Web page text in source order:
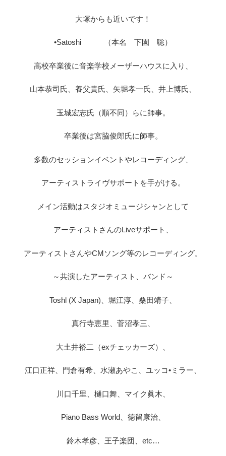
大塚からも近いです！
•Satoshi （本名 下園 聡）
高校卒業後に音楽学校メーザーハウスに入り、
山本恭司氏、養父貴氏、矢堀孝一氏、井上博氏、
玉城宏志氏（順不同）らに師事。
卒業後は宮脇俊郎氏に師事。
多数のセッションイベントやレコーディング、
アーティストライヴサポートを手がける。
メイン活動はスタジオミュージシャンとして
アーティストさんのLiveサポート、
アーティストさんやCMソング等のレコーディング。
～共演したアーティスト、バンド～
Toshl (X Japan)、堀江淳、桑田靖子、
真行寺恵里、菅沼孝三、
大土井裕二（exチェッカーズ）、
江口正祥、門倉有希、水瀬あやこ、ユッコ•ミラー、
川口千里、樋口舞、マイク眞木、
Piano Bass World、徳留康治、
鈴木孝彦、王子楽団、etc…